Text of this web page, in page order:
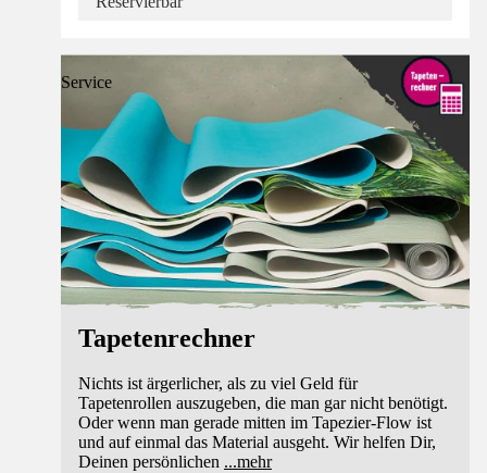
Service
Tapetenrechner
Nichts ist ärgerlicher, als zu viel Geld für
Tapetenrollen auszugeben, die man gar nicht benötigt.
Oder wenn man gerade mitten im Tapezier-Flow ist
und auf einmal das Material ausgeht. Wir helfen Dir,
Deinen persönlichen ...mehr